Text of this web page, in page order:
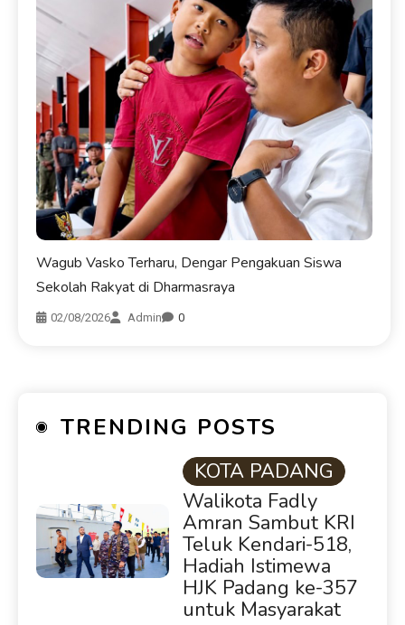
Wagub Vasko Terharu, Dengar Pengakuan Siswa
Sekolah Rakyat di Dharmasraya
02/08/2026 Admin 0
TRENDING POSTS
KOTA PADANG
Walikota Fadly
Amran Sambut KRI
Teluk Kendari-518,
Hadiah Istimewa
HJK Padang ke-357
untuk Masyarakat